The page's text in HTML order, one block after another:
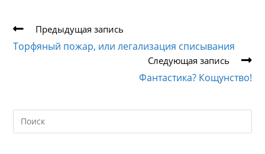
Еще
статьи
Предыдущая запись
Торфяный пожар, или легализация списывания
Следующая запись
Фантастика? Кощунство!
Search
this